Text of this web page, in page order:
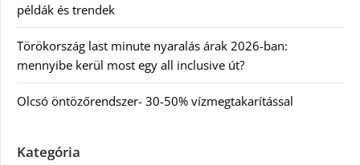
példák és trendek
Törökország last minute nyaralás árak 2026-ban:
mennyibe kerül most egy all inclusive út?
Olcsó öntözőrendszer- 30-50% vízmegtakarítással
Kategória